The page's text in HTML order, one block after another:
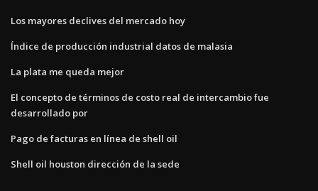
Los mayores declives del mercado hoy
Índice de producción industrial datos de malasia
La plata me queda mejor
El concepto de términos de costo real de intercambio fue
desarrollado por
Pago de facturas en línea de shell oil
Shell oil houston dirección de la sede